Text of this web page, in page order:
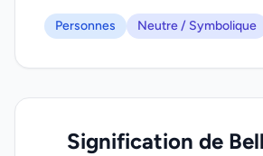
Personnes Neutre / Symbolique
Signification de